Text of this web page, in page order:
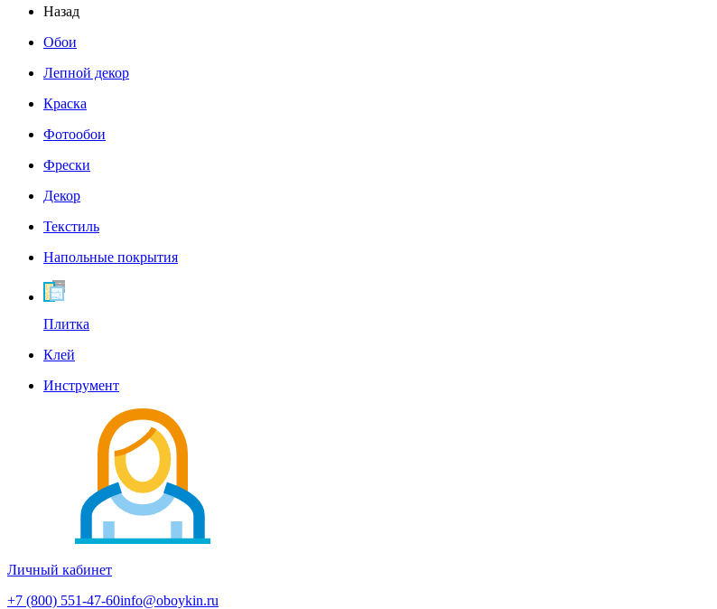
Назад
Обои
Лепной декор
Краска
Фотообои
Фрески
Декор
Текстиль
Напольные покрытия
Плитка
Клей
Инструмент
Личный кабинет
+7 (800) 551-47-60info@oboykin.ru